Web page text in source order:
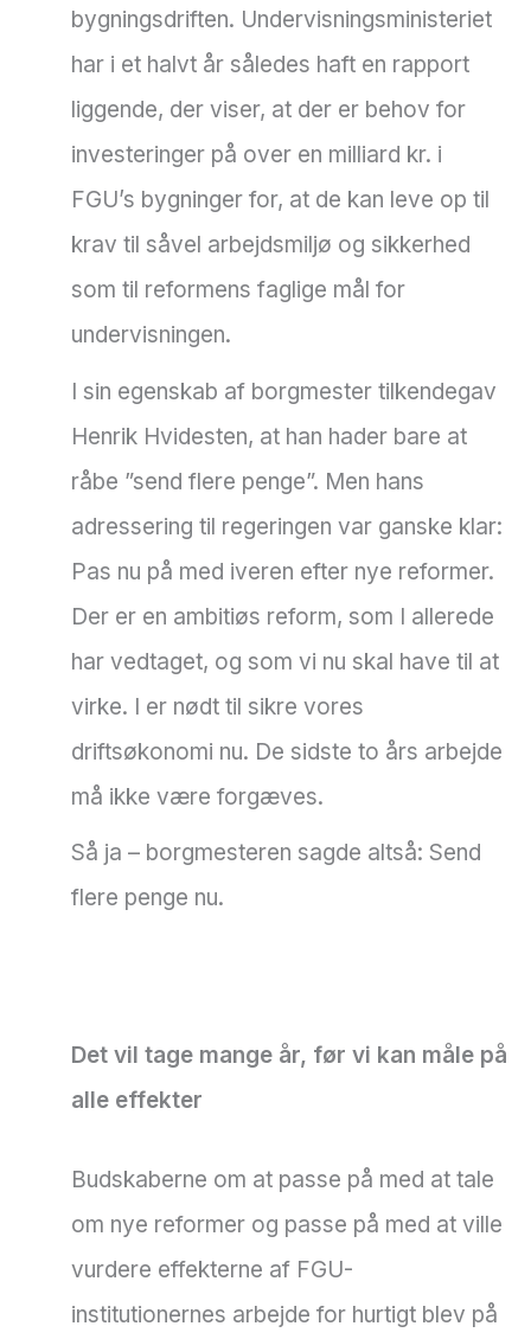
bygningsdriften. Undervisningsministeriet
har i et halvt år således haft en rapport
liggende, der viser, at der er behov for
investeringer på over en milliard kr. i
FGU’s bygninger for, at de kan leve op til
krav til såvel arbejdsmiljø og sikkerhed
som til reformens faglige mål for
undervisningen.
I sin egenskab af borgmester tilkendegav
Henrik Hvidesten, at han hader bare at
råbe ”send flere penge”. Men hans
adressering til regeringen var ganske klar:
Pas nu på med iveren efter nye reformer.
Der er en ambitiøs reform, som I allerede
har vedtaget, og som vi nu skal have til at
virke. I er nødt til sikre vores
driftsøkonomi nu. De sidste to års arbejde
må ikke være forgæves.
Så ja – borgmesteren sagde altså: Send
flere penge nu.
Det vil tage mange år, før vi kan måle på
alle effekter
Budskaberne om at passe på med at tale
om nye reformer og passe på med at ville
vurdere effekterne af FGU-
institutionernes arbejde for hurtigt blev på